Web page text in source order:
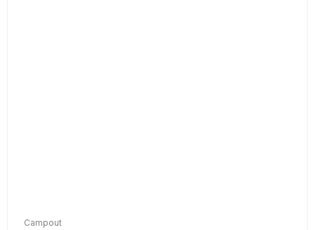
Campout